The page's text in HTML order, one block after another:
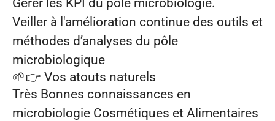
Gérer les KPI du pôle microbiologie.
Veiller à l'amélioration continue des outils et
méthodes d’analyses du pôle
microbiologique
🌱👉 Vos atouts naturels
Très Bonnes connaissances en
microbiologie Cosmétiques et Alimentaires